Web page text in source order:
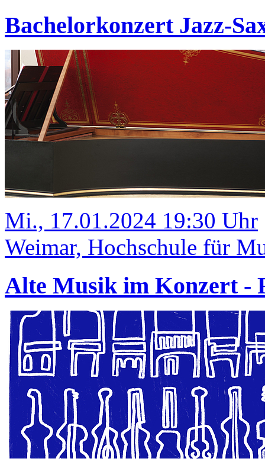
Bachelorkonzert Jazz-
Mi., 17.01.2024 19:30 Uhr
Weimar, Hochschule für
Alte Musik im Konzert -